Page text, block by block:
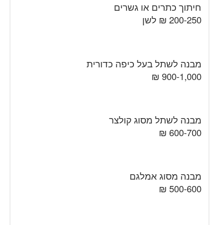
חיתוך כתרים או גשרים
200-250 ₪ לשן
מבנה לשתל בעל כיפה כדורית
900-1,000 ₪
מבנה לשתל מסוג קולצר
600-700 ₪
מבנה מסוג אמלגם
500-600 ₪